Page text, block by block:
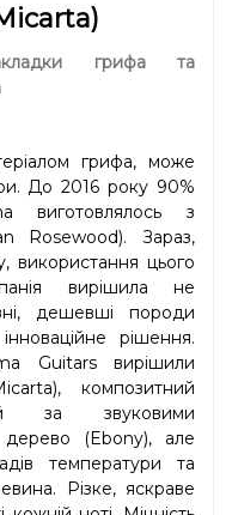
грифа та
грифа, може
До 2016 року 90%
виготовлялось з
Rosewood). Зараз,
використання цього
вирішила не
дешевші породи
рішення.
Guitars вирішили
композитний
за звуковими
(Ebony), але
температури та
Різке, яскраве